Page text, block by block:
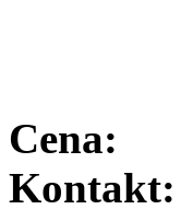
Cena:
Kontakt: